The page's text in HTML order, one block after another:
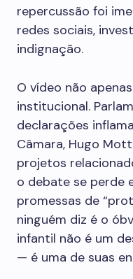
repercussão foi
redes sociais,
indignação.
O vídeo não
institucional.
declarações
Câmara, Hugo
projetos
o debate se perde
promessas de
ninguém diz é o
infantil não é um
— é uma de suas